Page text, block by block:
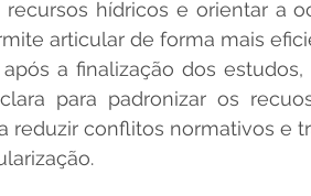
hídricos e orientar a
articular de forma mais
a finalização dos
para padronizar os
reduzir conflitos normativos e